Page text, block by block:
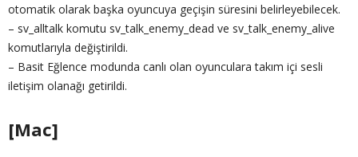
otomatik olarak başka oyuncuya geçişin süresini belirleyebilecek.
– sv_alltalk komutu sv_talk_enemy_dead ve sv_talk_enemy_alive
komutlarıyla değiştirildi.
– Basit Eğlence modunda canlı olan oyunculara takım içi sesli
iletişim olanağı getirildi.
[Mac]